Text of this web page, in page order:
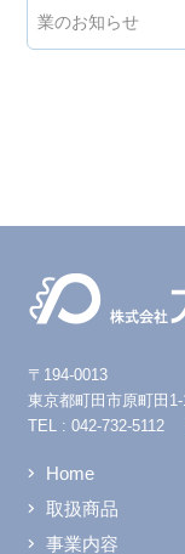
業のお知らせ
〒194-0013
東京都町田市原町田
TEL : 042-732-5112
Home
取扱商品
事業内容